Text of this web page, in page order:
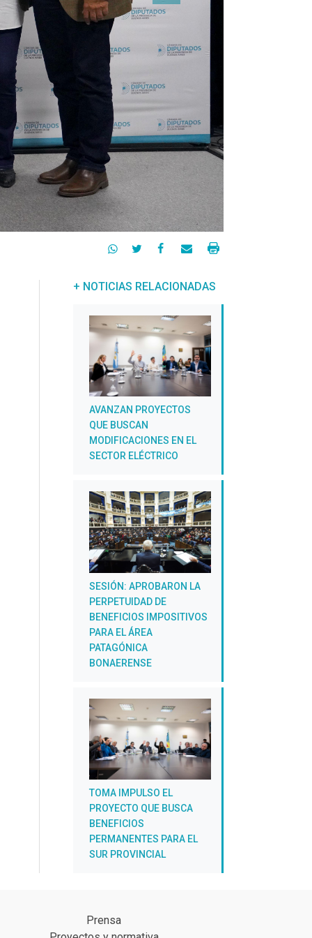
   
+ NOTICIAS RELACIONADAS
AVANZAN PROYECTOS
QUE BUSCAN
MODIFICACIONES EN EL
SECTOR ELÉCTRICO
SESIÓN: APROBARON LA
PERPETUIDAD DE
BENEFICIOS IMPOSITIVOS
PARA EL ÁREA
PATAGÓNICA
BONAERENSE
TOMA IMPULSO EL
PROYECTO QUE BUSCA
BENEFICIOS
PERMANENTES PARA EL
SUR PROVINCIAL
Prensa